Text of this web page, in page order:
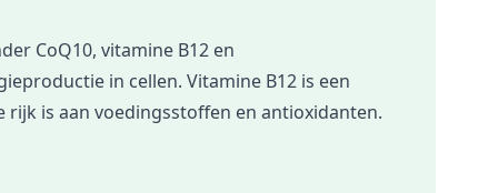
CoQ10, vitamine B12 en
in cellen. Vitamine B12 is een
is aan voedingsstoffen en antioxidanten.